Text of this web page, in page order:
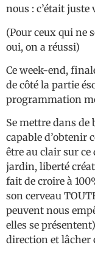
nous : c’était juste
(Pour ceux qui ne
oui, on a réussi)
Ce week-end,
de côté la partie
programmation
Se mettre dans
capable d’obtenir
être au clair sur ce
jardin, liberté
fait de croire à
son cerveau
peuvent nous
elles se
direction et lâcher